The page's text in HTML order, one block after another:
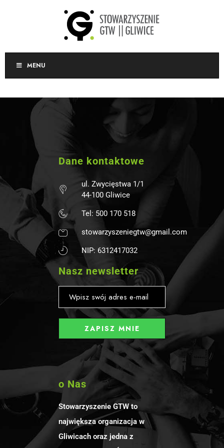
MENU
o Nas
Stowarzyszenie GTW to
największa organizacja w
Gliwicach oraz jedna z
Dane kontaktowe
ul. Zwycięstwa 1/1
44-100 Gliwice
Tel: 500 170 518
stowarzyszeniegtw@gmail.com
NIP: 6312417032
Nasz newsletter